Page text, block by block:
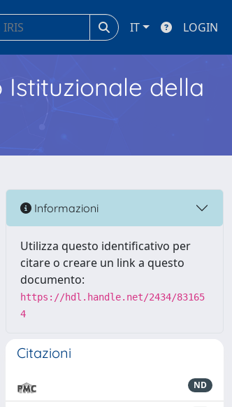
IT LOGIN
Istituzionale della
Informazioni
Utilizza questo identificativo per
citare o creare un link a questo
documento:
https://hdl.handle.net/2434/83165
4
Citazioni
ND